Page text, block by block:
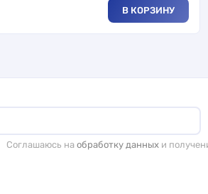
В КОРЗИНУ
Соглашаюсь на обработку данных и